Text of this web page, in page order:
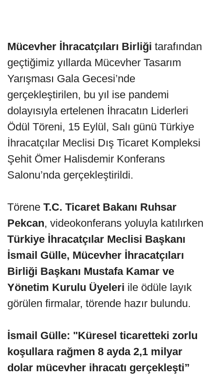
Mücevher İhracatçıları Birliği tarafından
geçtiğimiz yıllarda Mücevher Tasarım
Yarışması Gala Gecesi’nde
gerçekleştirilen, bu yıl ise pandemi
dolayısıyla ertelenen İhracatın Liderleri
Ödül Töreni, 15 Eylül, Salı günü Türkiye
İhracatçılar Meclisi Dış Ticaret Kompleksi
Şehit Ömer Halisdemir Konferans
Salonu’nda gerçekleştirildi.
Törene T.C. Ticaret Bakanı Ruhsar
Pekcan, videokonferans yoluyla katılırken
Türkiye İhracatçılar Meclisi Başkanı
İsmail Gülle, Mücevher İhracatçıları
Birliği Başkanı Mustafa Kamar ve
Yönetim Kurulu Üyeleri ile ödüle layık
görülen firmalar, törende hazır bulundu.
İsmail Gülle: "Küresel ticaretteki zorlu
koşullara rağmen 8 ayda 2,1 milyar
dolar mücevher ihracatı gerçekleşti”